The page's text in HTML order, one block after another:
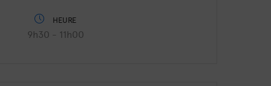
HEURE
9h30 - 11h00